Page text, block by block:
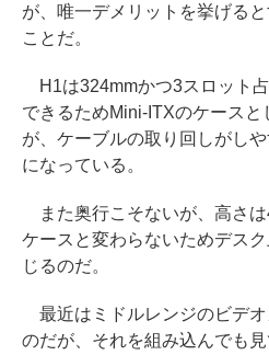
が、唯一デメリットを挙げる
ことだ。
H1は324mmかつ3スロット
できるためMini-ITXのケース
が、ケーブルの取り回しがし
になっている。
また奥行こそないが、高さ
ケースと変わらないためデス
じるのだ。
最近はミドルレンジのビデ
のだが、それを組み込んでも